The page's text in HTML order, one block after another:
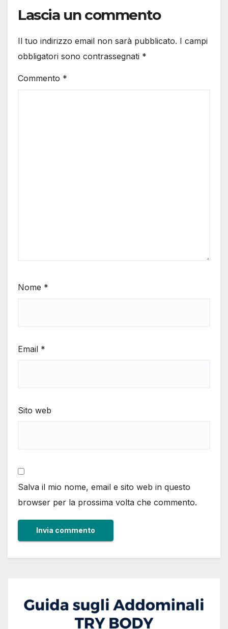
Lascia un commento
Il tuo indirizzo email non sarà pubblicato. I campi
obbligatori sono contrassegnati *
Commento *
Nome *
Email *
Sito web
Salva il mio nome, email e sito web in questo
browser per la prossima volta che commento.